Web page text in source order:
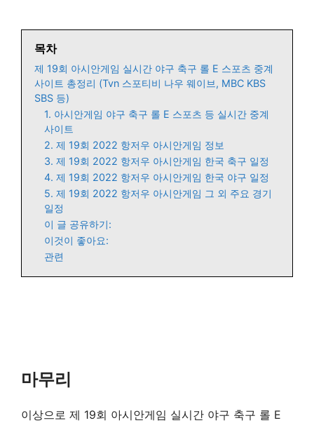
목차
제 19회 아시안게임 실시간 야구 축구 롤 E 스포츠 중계
사이트 총정리 (Tvn 스포티비 나우 웨이브, MBC KBS
SBS 등)
1. 아시안게임 야구 축구 롤 E 스포츠 등 실시간 중계
사이트
2. 제 19회 2022 항저우 아시안게임 정보
3. 제 19회 2022 항저우 아시안게임 한국 축구 일정
4. 제 19회 2022 항저우 아시안게임 한국 야구 일정
5. 제 19회 2022 항저우 아시안게임 그 외 주요 경기
일정
이 글 공유하기:
이것이 좋아요:
관련
마무리
이상으로 제 19회 아시안게임 실시간 야구 축구 롤 E